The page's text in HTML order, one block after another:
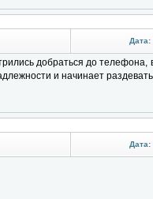
Дата:
добраться до
и начинает
Дата: